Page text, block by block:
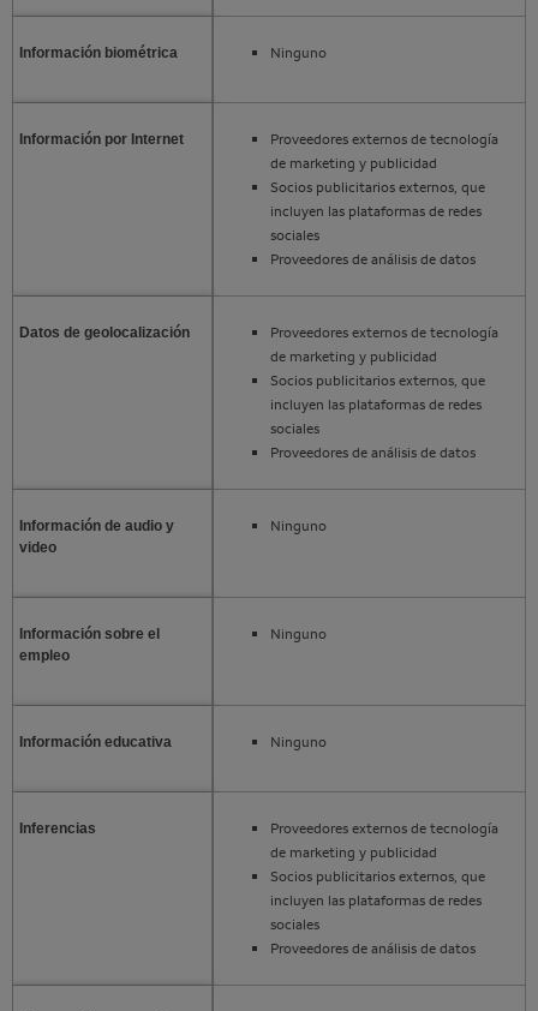
Información biométrica Ninguno
Información por Internet
Proveedores externos de tecnología
de marketing y publicidad
Socios publicitarios externos, que
incluyen las plataformas de redes
sociales
Proveedores de análisis de datos
Datos de geolocalización
Proveedores externos de tecnología
de marketing y publicidad
Socios publicitarios externos, que
incluyen las plataformas de redes
sociales
Proveedores de análisis de datos
Información de audio y
video
Ninguno
Información sobre el
empleo
Ninguno
Información educativa Ninguno
Inferencias
Proveedores externos de tecnología
de marketing y publicidad
Socios publicitarios externos, que
incluyen las plataformas de redes
sociales
Proveedores de análisis de datos